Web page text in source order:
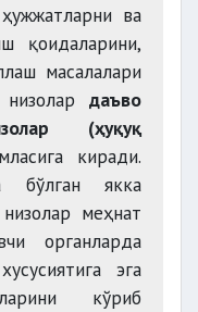
якка
ва
қоидаларини,
масалалари
даъво
(ҳуқуқ
киради.
бўлган якка
меҳнат
органларда
эга
кўриб